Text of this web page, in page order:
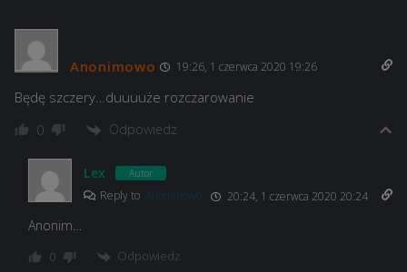
Anonimowo 19:26, 1 czerwca 2020 19:26
Będę szczery…duuuuże rozczarowanie
0 Odpowiedz
Lex Autor
Reply to Anonimowo 20:24, 1 czerwca 2020 20:24
Anonim…
0 Odpowiedz